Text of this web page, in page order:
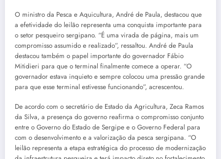
O ministro da Pesca e Aquicultura, André de Paula, destacou que
a efetividade do leilão representa uma conquista importante para
o setor pesqueiro sergipano. “É uma virada de página, mais um
compromisso assumido e realizado”, ressaltou. André de Paula
destacou também o papel importante do governador Fábio
Mitidieri para que o terminal finalmente comece a operar. “O
governador estava inquieto e sempre colocou uma pressão grande
para que esse terminal estivesse funcionando”, acrescentou.
De acordo com o secretário de Estado da Agricultura, Zeca Ramos
da Silva, a presença do governo reafirma o compromisso conjunto
entre o Governo do Estado de Sergipe e o Governo Federal para
com o desenvolvimento e a valorização da pesca sergipana. “O
leilão representa a etapa estratégica do processo de modernização